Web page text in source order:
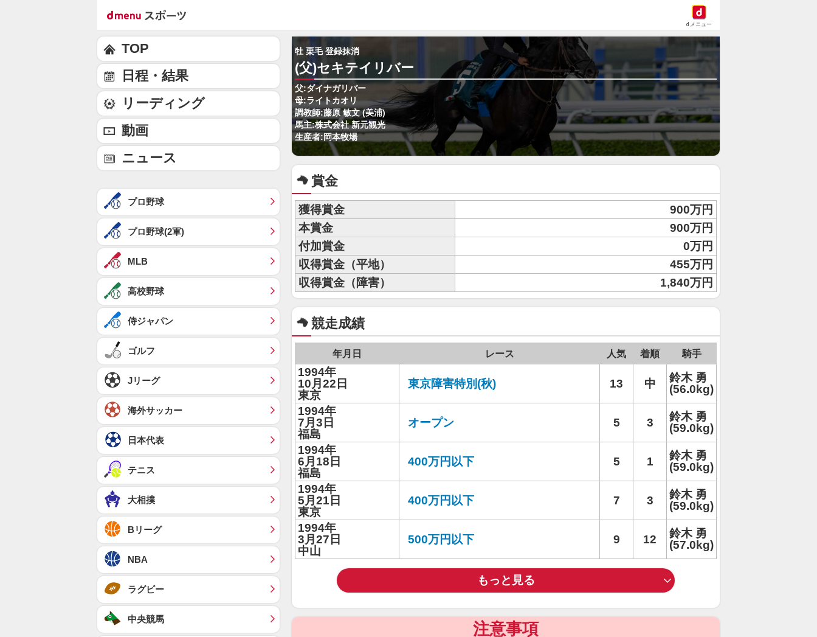
dメニュー
牡 栗毛 登録抹消
(父)セキテイリバー
父:ダイナガリバー
母:ライトカオリ
調教師:藤原 敏文 (美浦)
馬主:株式会社 新元観光
生産者:岡本牧場
賞金
獲得賞金
900万円
本賞金
900万円
付加賞金
0万円
収得賞金（平地）
455万円
収得賞金（障害）
1,840万円
競走成績
年月日 レース 人気 着順 騎手
1994年
10月22日
東京
東京障害特別(秋) 13 中
鈴木 勇
(56.0kg)
1994年
7月3日
福島
オープン 5 3
鈴木 勇
(59.0kg)
1994年
6月18日
福島
400万円以下 5 1
鈴木 勇
(59.0kg)
1994年
5月21日
東京
400万円以下 7 3
鈴木 勇
(59.0kg)
1994年
3月27日
中山
500万円以下 9 12
鈴木 勇
(57.0kg)
もっと見る
注意事項
TOP
日程・結果
リーディング
動画
ニュース
プロ野球
プロ野球(2軍)
MLB
高校野球
侍ジャパン
ゴルフ
Jリーグ
海外サッカー
日本代表
テニス
大相撲
Bリーグ
NBA
ラグビー
中央競馬